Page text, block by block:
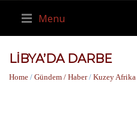
Menu
LIBYA’DA DARBE
Home / Gündem / Haber/ Kuzey Afrika